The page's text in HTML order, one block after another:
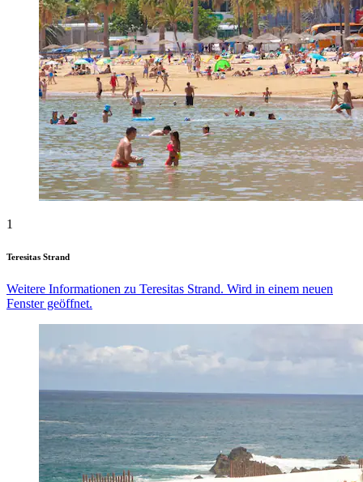
1
Teresitas Strand
Weitere Informationen zu Teresitas Strand. Wird in einem neuen
Fenster geöffnet.